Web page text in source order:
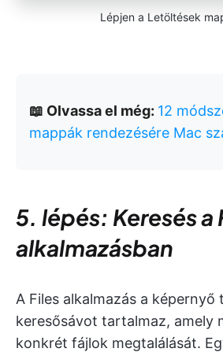
Lépjen a Letöltések
📖 Olvassa el még: 12
mappák rendezésére Mac
5. lépés: Keresés a
alkalmazásban
A Files alkalmazás a képernyő
keresősávot tartalmaz, amely
konkrét fájlok megtalálását.